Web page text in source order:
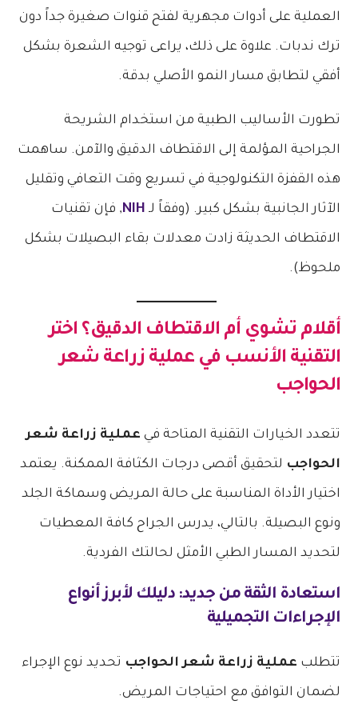
العملية على أدوات مجهرية لفتح قنوات صغيرة جداً دون
ترك ندبات. علاوة على ذلك، يراعى توجيه الشعرة بشكل
أفقي لتطابق مسار النمو الأصلي بدقة.
تطورت الأساليب الطبية من استخدام الشريحة
الجراحية المؤلمة إلى الاقتطاف الدقيق والآمن. ساهمت
هذه القفزة التكنولوجية في تسريع وقت التعافي وتقليل
الآثار الجانبية بشكل كبير. (وفقاً لـ NIH, فإن تقنيات
الاقتطاف الحديثة زادت معدلات بقاء البصيلات بشكل
ملحوظ).
أقلام تشوي أم الاقتطاف الدقيق؟ اختر
التقنية الأنسب فيعملية زراعة شعر
الحواجب
تتعدد الخيارات التقنية المتاحة في عملية زراعة شعر
الحواجب لتحقيق أقصى درجات الكثافة الممكنة. يعتمد
اختيار الأداة المناسبة على حالة المريض وسماكة الجلد
ونوع البصيلة. بالتالي، يدرس الجراح كافة المعطيات
لتحديد المسار الطبي الأمثل لحالتك الفردية.
استعادة الثقة من جديد: دليلك لأبرز أنواع
الإجراءات التجميلية
تتطلب عملية زراعة شعر الحواجب تحديد نوع الإجراء
لضمان التوافق مع احتياجات المريض.